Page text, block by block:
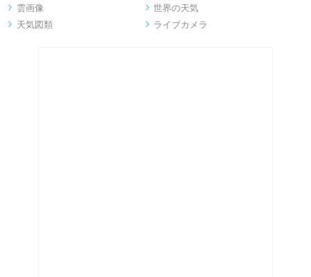
 雲画像  世界の天気
 天気図類  ライブカメラ